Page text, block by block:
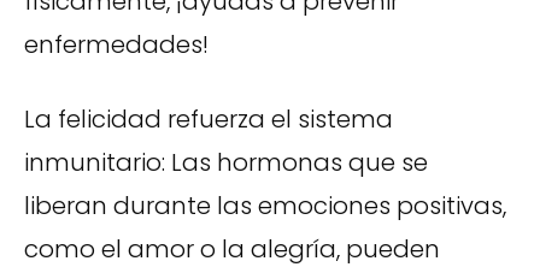
enfermedades!
La felicidad refuerza el sistema
inmunitario: Las hormonas que se
liberan durante las emociones positivas,
como el amor o la alegría, pueden